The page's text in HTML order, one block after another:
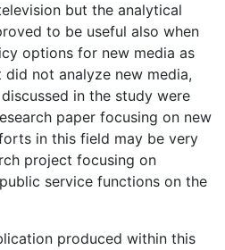
but the analytical
to be useful also when
options for new media as
not analyze new media,
in the study were
paper focusing on new
in this field may be very
project focusing on
service functions on the
produced within this